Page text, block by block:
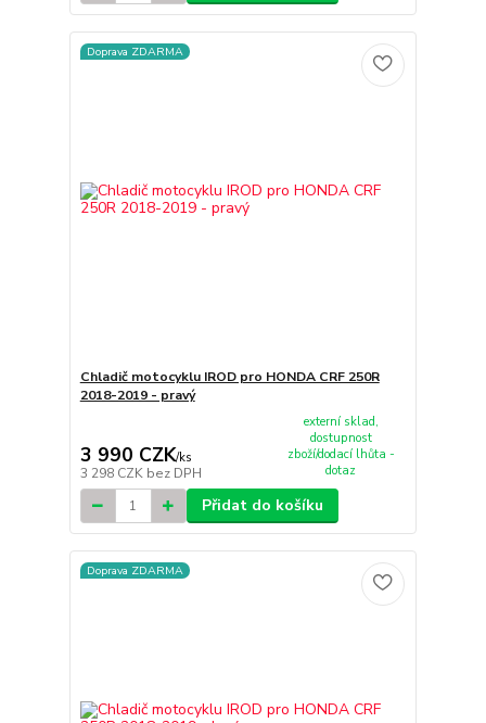
Doprava ZDARMA
Chladič motocyklu IROD pro HONDA CRF 250R
2018-2019 - pravý
3 990 CZK/ks
3 298 CZK bez DPH
externí sklad,
dostupnost
zboží/dodací lhůta -
dotaz
Přidat do košíku
Doprava ZDARMA